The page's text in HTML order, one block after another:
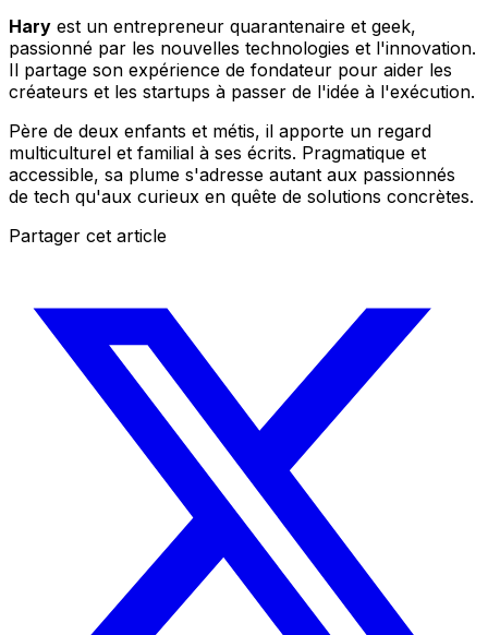
Hary est un entrepreneur quarantenaire et geek,
passionné par les nouvelles technologies et l'innovation.
Il partage son expérience de fondateur pour aider les
créateurs et les startups à passer de l'idée à l'exécution.
Père de deux enfants et métis, il apporte un regard
multiculturel et familial à ses écrits. Pragmatique et
accessible, sa plume s'adresse autant aux passionnés
de tech qu'aux curieux en quête de solutions concrètes.
Partager cet article